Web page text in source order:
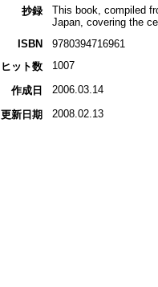
抄録
This book, compiled
Japan, covering the
ISBN
9780394716961
ヒット数
1007
作成日 2006.03.14
更新日期 2008.02.13